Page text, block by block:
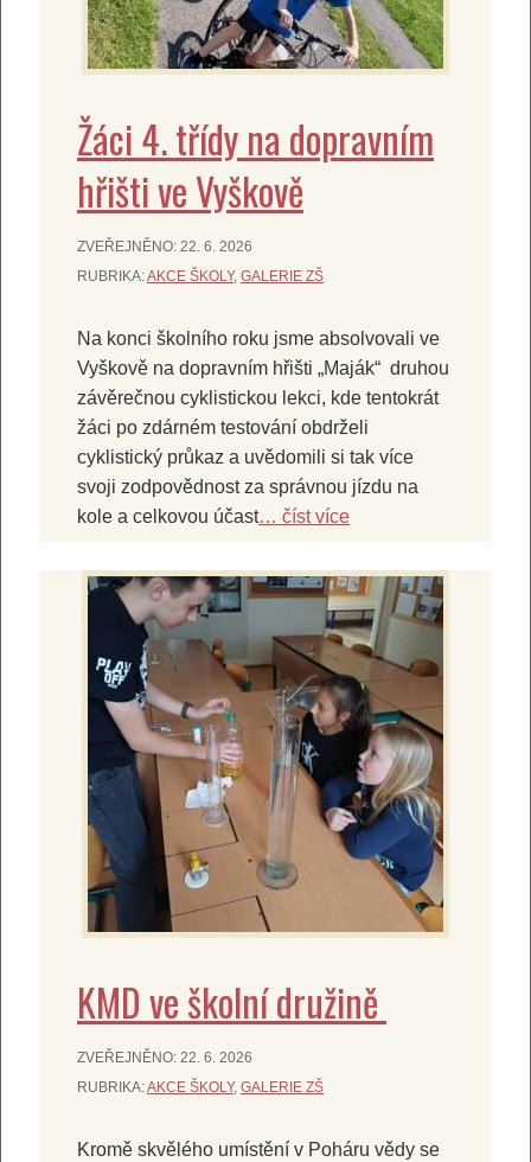
Žáci 4. třídy na dopravním
hřišti ve Vyškově
ZVEŘEJNĚNO: 22. 6. 2026
RUBRIKA:AKCE ŠKOLY, GALERIE ZŠ
Na konci školního roku jsme absolvovali ve
Vyškově na dopravním hřišti „Maják“ druhou
závěrečnou cyklistickou lekci, kde tentokrát
žáci po zdárném testování obdrželi
cyklistický průkaz a uvědomili si tak více
svoji zodpovědnost za správnou jízdu na
kole a celkovou účast… číst více
KMD ve školní družině
ZVEŘEJNĚNO: 22. 6. 2026
RUBRIKA:AKCE ŠKOLY, GALERIE ZŠ
Kromě skvělého umístění v Poháru vědy se